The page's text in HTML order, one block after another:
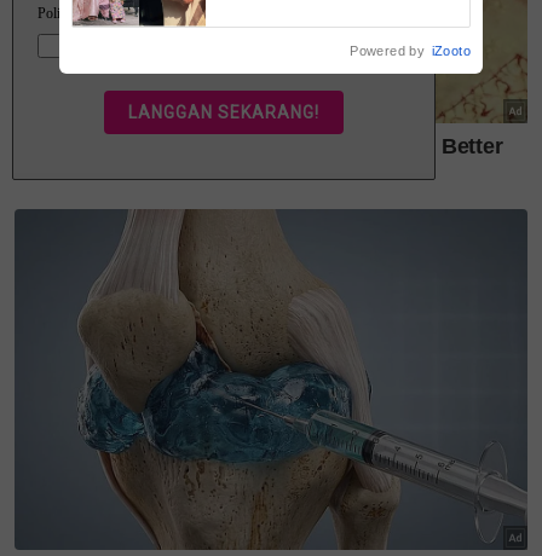
SAAT PILU LELAKI SELAMATKAN KANAK-KANAK
TULAR
Dalam pada itu, tular di laman sosial video
seorang kanak-kanak perempuan.
Powered by iZooto